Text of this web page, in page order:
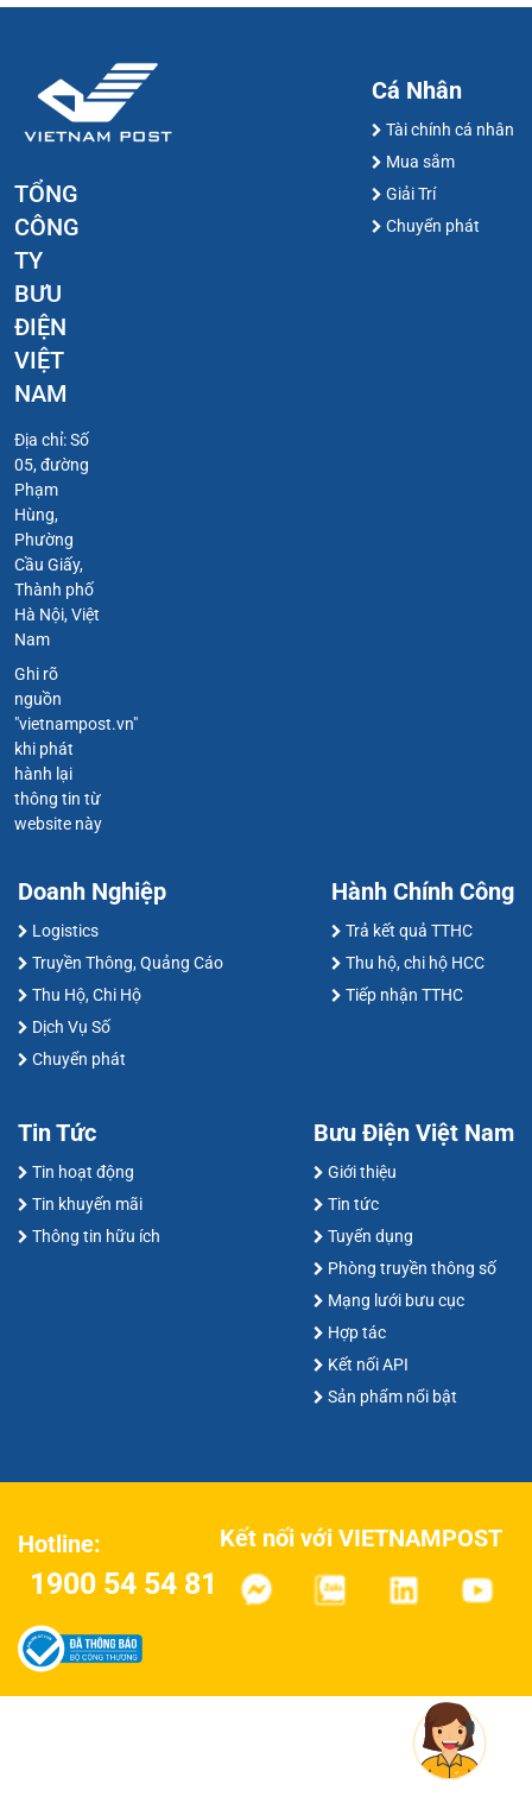
TỔNG
CÔNG
TY
BƯU
ĐIỆN
VIỆT
NAM
Địa chỉ: Số
05, đường
Phạm
Hùng,
Phường
Cầu Giấy,
Thành phố
Hà Nội, Việt
Nam
Ghi rõ
nguồn
"vietnampost.vn"
khi phát
hành lại
thông tin từ
website này
Cá Nhân
Tài chính cá nhân
Mua sắm
Giải Trí
Chuyển phát
Doanh Nghiệp
Logistics
Truyền Thông, Quảng Cáo
Thu Hộ, Chi Hộ
Dịch Vụ Số
Chuyển phát
Hành Chính Công
Trả kết quả TTHC
Thu hộ, chi hộ HCC
Tiếp nhận TTHC
Tin Tức
Tin hoạt động
Tin khuyến mãi
Thông tin hữu ích
Bưu Điện Việt Nam
Giới thiệu
Tin tức
Tuyển dụng
Phòng truyền thông số
Mạng lưới bưu cục
Hợp tác
Kết nối API
Sản phẩm nổi bật
Hotline:
1900 54 54 81
Kết nối với VIETNAMPOST